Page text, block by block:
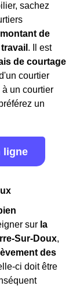
sachez
de
. Il est
de courtage
courtier
un courtier
un
ligne
sur la
Sur-Doux,
des
ci doit être